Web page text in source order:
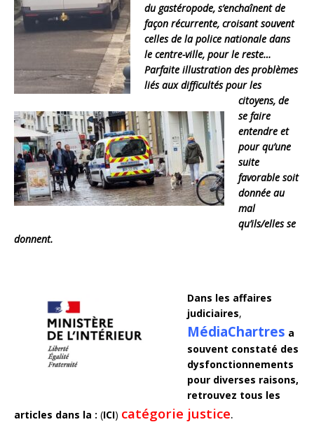
du gastéropode, s’enchaînent de
façon récurrente, croisant souvent
celles de la police nationale dans
le centre-ville, pour le reste…
Parfaite illustration des problèmes
liés aux difficultés pour les
citoyens, de
se faire
entendre et
pour qu’une
suite
favorable soit
donnée au
mal
qu’ils/elles se
donnent.
Dans les affaires
judiciaires,
MédiaChartres a
souvent constaté des
dysfonctionnements
pour diverses raisons,
retrouvez tous les
articles dans la : (ICI) catégorie justice.